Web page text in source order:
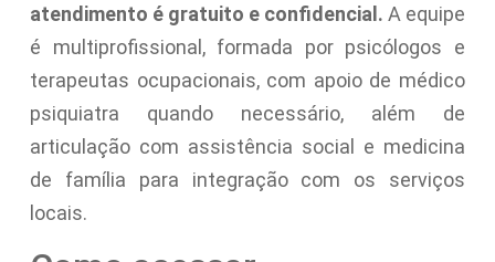
atendimento é gratuito e confidencial. A equipe
é multiprofissional, formada por psicólogos e
terapeutas ocupacionais, com apoio de médico
psiquiatra quando necessário, além de
articulação com assistência social e medicina
de família para integração com os serviços
locais.